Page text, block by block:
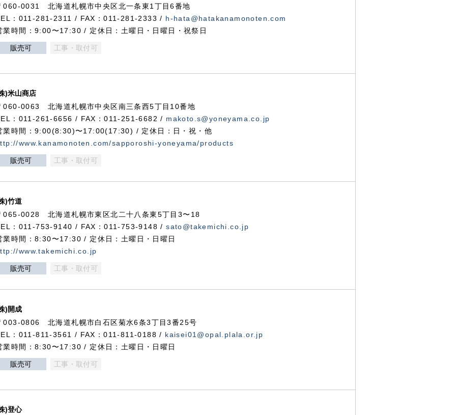
060-0031 北海道札幌市中央区北一条東1丁目6番地
：011-281-2311 / FAX：011-281-2333 / h-hata@hatakanamonoten.com
業時間：9:00〜17:30 / 定休日：土曜日・日曜日・祝祭日
販売可 工事・取付可
)米山商店
060-0063 北海道札幌市中央区南三条西5丁目10番地
：011-261-6656 / FAX：011-251-6682 / makoto.s@yoneyama.co.jp
業時間：9:00(8:30)〜17:00(17:30) / 定休日：日・祝・他
www.kanamonoten.com/sapporoshi-yoneyama/products
販売可 工事・取付可
)竹道
065-0028 北海道札幌市東区北二十八条東5丁目3〜18
：011-753-9140 / FAX：011-753-9148 /sato@takemichi.co.jp
業時間：8:30〜17:30 / 定休日：土曜日・日曜日
www.takemichi.co.jp
販売可 工事・取付可
)開成
003-0806 北海道札幌市白石区菊水6条3丁目3番25号
：011-811-3561 / FAX：011-811-0188 / kaisei01@opal.plala.or.jp
業時間：8:30〜17:30 / 定休日：土曜日・日曜日
販売可 工事・取付可
)登心